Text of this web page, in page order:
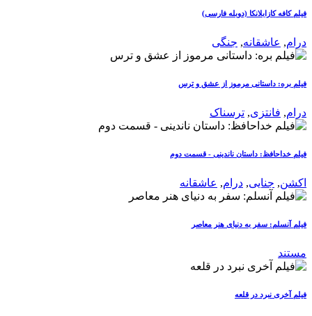
فیلم کافه کازابلانکا (دوبله فارسی)
درام, عاشقانه, جنگی
فیلم بره: داستانی مرموز از عشق و ترس
درام, فانتزی, ترسناک
فیلم خداحافظ: داستان ناندینی - قسمت دوم
اکشن, جنایی, درام, عاشقانه
فیلم آنسلم: سفر به دنیای هنر معاصر
مستند
فیلم آخری نبرد در قلعه